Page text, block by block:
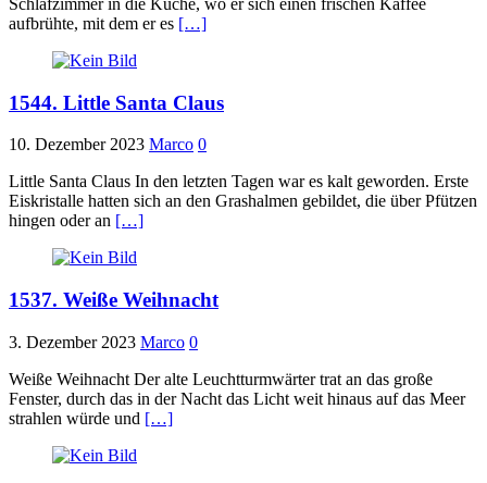
Schlafzimmer in die Küche, wo er sich einen frischen Kaffee
aufbrühte, mit dem er es […]
1544. Little Santa Claus
10. Dezember 2023 Marco 0
Little Santa Claus In den letzten Tagen war es kalt geworden. Erste
Eiskristalle hatten sich an den Grashalmen gebildet, die über Pfützen
hingen oder an […]
1537. Weiße Weihnacht
3. Dezember 2023 Marco 0
Weiße Weihnacht Der alte Leuchtturmwärter trat an das große
Fenster, durch das in der Nacht das Licht weit hinaus auf das Meer
strahlen würde und […]